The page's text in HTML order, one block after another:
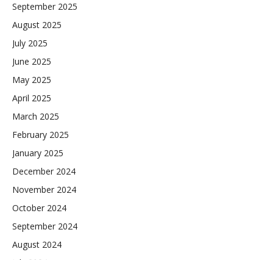
September 2025
August 2025
July 2025
June 2025
May 2025
April 2025
March 2025
February 2025
January 2025
December 2024
November 2024
October 2024
September 2024
August 2024